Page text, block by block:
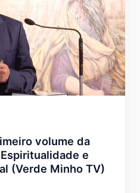
volume da
e
(Verde Minho TV)